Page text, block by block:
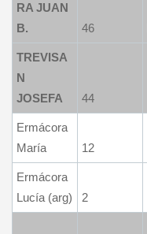
RA JUAN
B.
46
TREVISA
N
JOSEFA
44
Ermácora
María
12
Ermácora
Lucía (arg)
2